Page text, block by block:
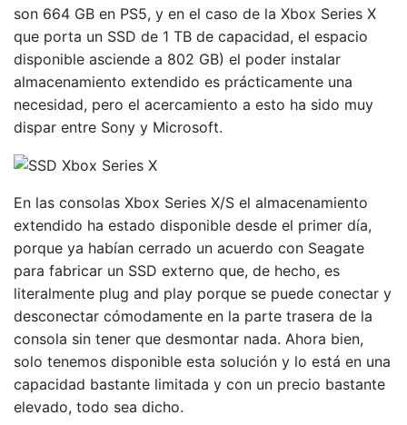
son 664 GB en PS5, y en el caso de la Xbox Series X
que porta un SSD de 1 TB de capacidad, el espacio
disponible asciende a 802 GB) el poder instalar
almacenamiento extendido es prácticamente una
necesidad, pero el acercamiento a esto ha sido muy
dispar entre Sony y Microsoft.
En las consolas Xbox Series X/S el almacenamiento
extendido ha estado disponible desde el primer día,
porque ya habían cerrado un acuerdo con Seagate
para fabricar un SSD externo que, de hecho, es
literalmente plug and play porque se puede conectar y
desconectar cómodamente en la parte trasera de la
consola sin tener que desmontar nada. Ahora bien,
solo tenemos disponible esta solución y lo está en una
capacidad bastante limitada y con un precio bastante
elevado, todo sea dicho.